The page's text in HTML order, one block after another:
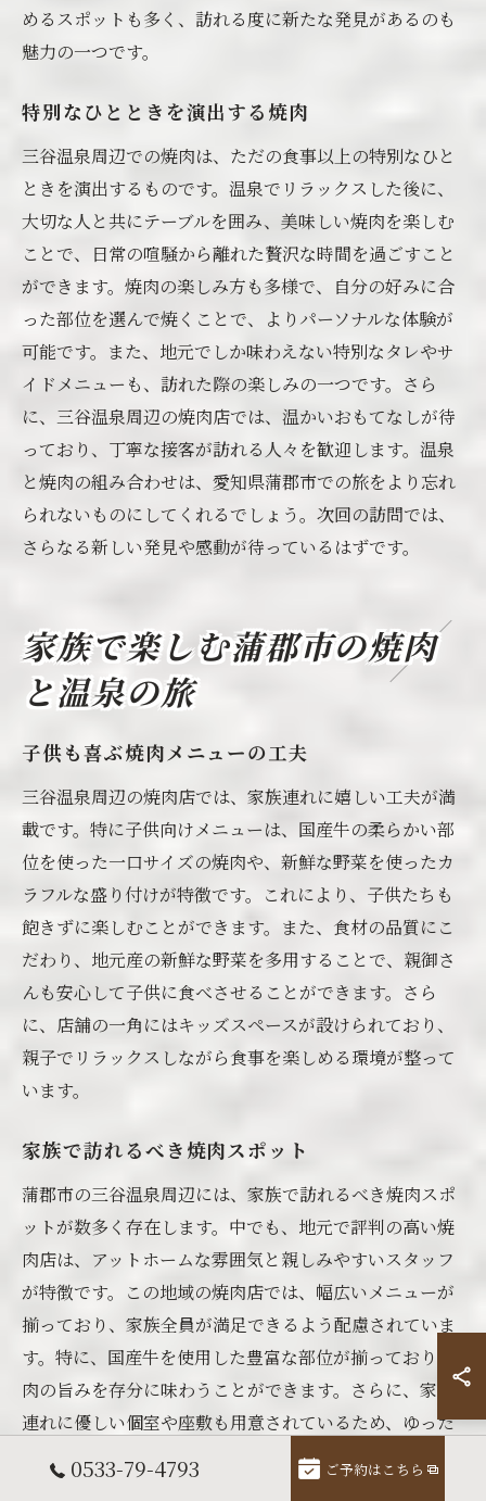
めるスポットも多く、訪れる度に新たな発見があるのも
魅力の一つです。
特別なひとときを演出する焼肉
三谷温泉周辺での焼肉は、ただの食事以上の特別なひと
ときを演出するものです。温泉でリラックスした後に、
大切な人と共にテーブルを囲み、美味しい焼肉を楽しむ
ことで、日常の喧騒から離れた贅沢な時間を過ごすこと
ができます。焼肉の楽しみ方も多様で、自分の好みに合
った部位を選んで焼くことで、よりパーソナルな体験が
可能です。また、地元でしか味わえない特別なタレやサ
イドメニューも、訪れた際の楽しみの一つです。さら
に、三谷温泉周辺の焼肉店では、温かいおもてなしが待
っており、丁寧な接客が訪れる人々を歓迎します。温泉
と焼肉の組み合わせは、愛知県蒲郡市での旅をより忘れ
られないものにしてくれるでしょう。次回の訪問では、
さらなる新しい発見や感動が待っているはずです。
家族で楽しむ蒲郡市の焼肉
と温泉の旅
子供も喜ぶ焼肉メニューの工夫
三谷温泉周辺の焼肉店では、家族連れに嬉しい工夫が満
載です。特に子供向けメニューは、国産牛の柔らかい部
位を使った一口サイズの焼肉や、新鮮な野菜を使ったカ
ラフルな盛り付けが特徴です。これにより、子供たちも
飽きずに楽しむことができます。また、食材の品質にこ
だわり、地元産の新鮮な野菜を多用することで、親御さ
んも安心して子供に食べさせることができます。さら
に、店舗の一角にはキッズスペースが設けられており、
親子でリラックスしながら食事を楽しめる環境が整って
います。
家族で訪れるべき焼肉スポット
蒲郡市の三谷温泉周辺には、家族で訪れるべき焼肉スポ
ットが数多く存在します。中でも、地元で評判の高い焼
肉店は、アットホームな雰囲気と親しみやすいスタッフ
が特徴です。この地域の焼肉店では、幅広いメニューが
揃っており、家族全員が満足できるよう配慮されていま
す。特に、国産牛を使用した豊富な部位が揃っており、
肉の旨みを存分に味わうことができます。さらに、家族
連れに優しい個室や座敷も用意されているため、ゆった
りとした時間を過ごすことができます。家族での特別な
0533-79-4793 ご予約はこちら